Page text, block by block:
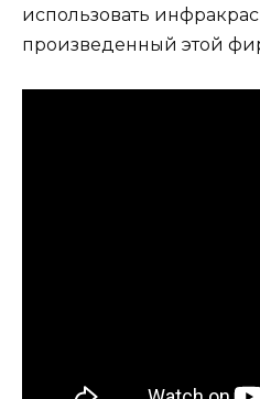
использовать
произведенный этой